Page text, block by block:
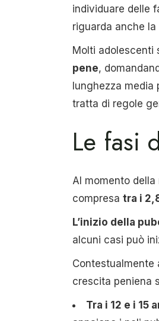
individuare delle
riguarda anche
Molti adolescenti
pene,
lunghezza media
tratta di regole
Le fasi
Al momento
compresa tra i
L’inizio della
alcuni casi può
Contestualmente
crescita peniena
Tra i 12 e i 15